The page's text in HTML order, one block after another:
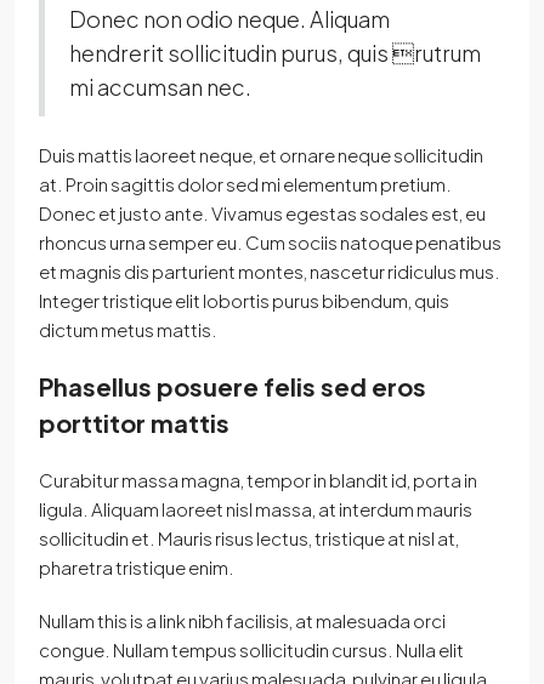
Donec non odio neque. Aliquam
hendrerit sollicitudin purus, quis rutrum
mi accumsan nec.
Duis mattis laoreet neque, et ornare neque sollicitudin
at. Proin sagittis dolor sed mi elementum pretium.
Donec et justo ante. Vivamus egestas sodales est, eu
rhoncus urna semper eu. Cum sociis natoque penatibus
et magnis dis parturient montes, nascetur ridiculus mus.
Integer tristique elit lobortis purus bibendum, quis
dictum metus mattis.
Phasellus posuere felis sed eros
porttitor mattis
Curabitur massa magna, tempor in blandit id, porta in
ligula. Aliquam laoreet nisl massa, at interdum mauris
sollicitudin et. Mauris risus lectus, tristique at nisl at,
pharetra tristique enim.
Nullam this is a link nibh facilisis, at malesuada orci
congue. Nullam tempus sollicitudin cursus. Nulla elit
mauris, volutpat eu varius malesuada, pulvinar eu ligula.